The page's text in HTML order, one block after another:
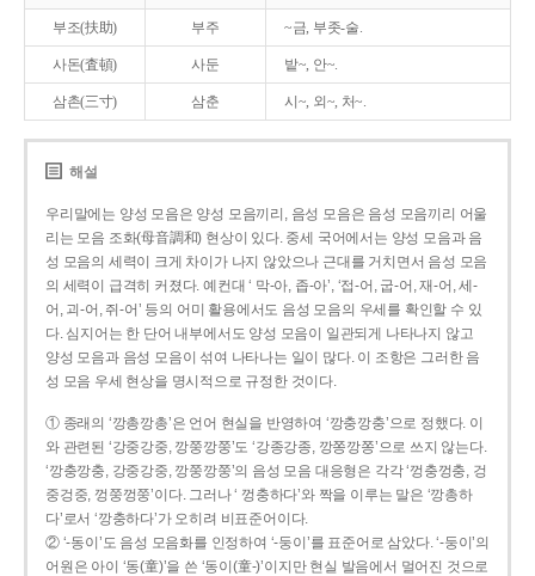
부조(扶助) 부주 ~금, 부좃-술.
사돈(査頓) 사둔 밭~, 안~.
삼촌(三寸) 삼춘 시~, 외~, 처~.
해설
우리말에는 양성 모음은 양성 모음끼리, 음성 모음은 음성 모음끼리 어울
리는 모음 조화(母音調和) 현상이 있다. 중세 국어에서는 양성 모음과 음
성 모음의 세력이 크게 차이가 나지 않았으나 근대를 거치면서 음성 모음
의 세력이 급격히 커졌다. 예컨대 ‘ 막-아, 좁-아’, ‘접-어, 굽-어, 재-어, 세-
어, 괴-어, 쥐-어’ 등의 어미 활용에서도 음성 모음의 우세를 확인할 수 있
다. 심지어는 한 단어 내부에서도 양성 모음이 일관되게 나타나지 않고
양성 모음과 음성 모음이 섞여 나타나는 일이 많다. 이 조항은 그러한 음
성 모음 우세 현상을 명시적으로 규정한 것이다.
① 종래의 ‘깡총깡총’은 언어 현실을 반영하여 ‘깡충깡충’으로 정했다. 이
와 관련된 ‘강중강중, 깡쭝깡쭝’도 ‘강종강종, 깡쫑깡쫑’으로 쓰지 않는다.
‘깡충깡충, 강중강중, 깡쭝깡쭝’의 음성 모음 대응형은 각각 ‘껑충껑충, 겅
중겅중, 껑쭝껑쭝’이다. 그러나 ‘ 껑충하다’와 짝을 이루는 말은 ‘깡총하
다’로서 ‘깡충하다’가 오히려 비표준어이다.
② ‘-동이’도 음성 모음화를 인정하여 ‘-둥이’를 표준어로 삼았다. ‘-둥이’의
어원은 아이 ‘동(童)’을 쓴 ‘동이(童-)’이지만 현실 발음에서 멀어진 것으로